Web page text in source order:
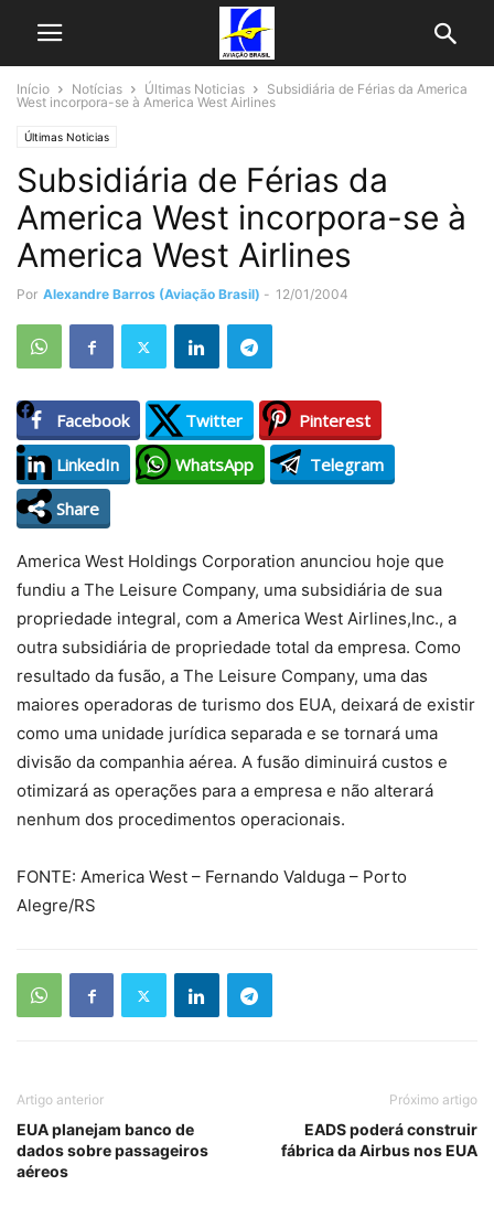
Início Notícias Últimas Noticias
Subsidiária de Férias da America
West incorpora-se à America West Airlines
Últimas Noticias
Subsidiária de Férias da
America West incorpora-se à
America West Airlines
Por Alexandre Barros (Aviação Brasil) - 12/01/2004
Facebook Twitter
Pinterest
LinkedIn
WhatsApp
Telegram
Share
America West Holdings Corporation anunciou hoje que
fundiu a The Leisure Company, uma subsidiária de sua
propriedade integral, com a America West Airlines,Inc., a
outra subsidiária de propriedade total da empresa. Como
resultado da fusão, a The Leisure Company, uma das
maiores operadoras de turismo dos EUA, deixará de existir
como uma unidade jurídica separada e se tornará uma
divisão da companhia aérea. A fusão diminuirá custos e
otimizará as operações para a empresa e não alterará
nenhum dos procedimentos operacionais.
FONTE: America West – Fernando Valduga – Porto
Alegre/RS
Artigo anterior
EUA planejam banco de
dados sobre passageiros
aéreos
Próximo artigo
EADS poderá construir
fábrica da Airbus nos EUA